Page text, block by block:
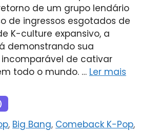
de um grupo lendário
de ingressos esgotados de
K-culture expansivo, a
demonstrando sua
de cativar
todo o mundo. … Ler mais
, Big Bang, Comeback K-Pop,